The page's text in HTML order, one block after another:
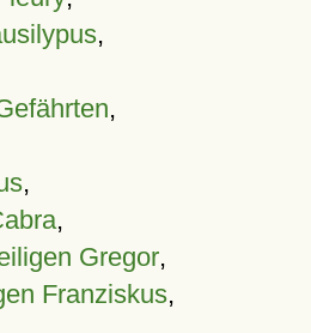
,
,
,
,
Gregor,
Franziskus,